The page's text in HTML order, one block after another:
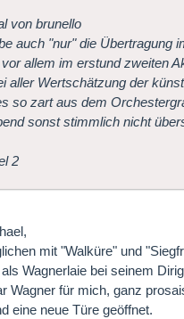
von brunello
auch "nur" die Übertragung
allem im erstund zweiten
aller Wertschätzung der
so zart aus dem
sonst stimmlich nicht
2
mit "Walküre" und
Wagnerlaie bei seinem
Wagner für mich, ganz
eine neue Türe geöffnet.